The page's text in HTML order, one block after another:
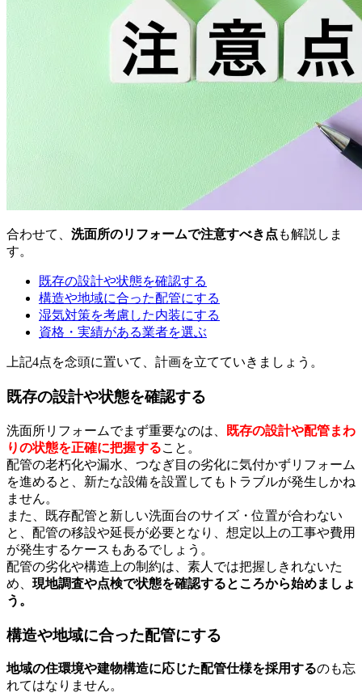
合わせて、 洗面所のリフォームで注意すべき点 も解説しま
す。
既存の設計や状態を確認する
構造や地域に合った配管にする
湿気対策を考慮した内装にする
資格・実績がある業者を選ぶ
上記4点を念頭に置いて、計画を立てていきましょう。
既存の設計や状態を確認する
洗面所リフォームでまず重要なのは、
既存の設計や配管まわ
りの状態を正確に把握すること。
配管の老朽化や漏水、つなぎ目の劣化に気付かずリフォーム
を進めると、新たな設備を設置してもトラブルが発生しかね
ません。
また、既存配管と新しい洗面台のサイズ・位置が合わない
と、配管の移設や延長が必要となり、想定以上の工事や費用
が発生するケースもあるでしょう。
配管の劣化や構造上の制約は、素人では把握しきれないた
め、 現地調査や点検で状態を確認するところから始めましょ
う。
構造や地域に合った配管にする
地域の住環境や建物構造に応じた配管仕様を採用するのも忘
れてはなりません。